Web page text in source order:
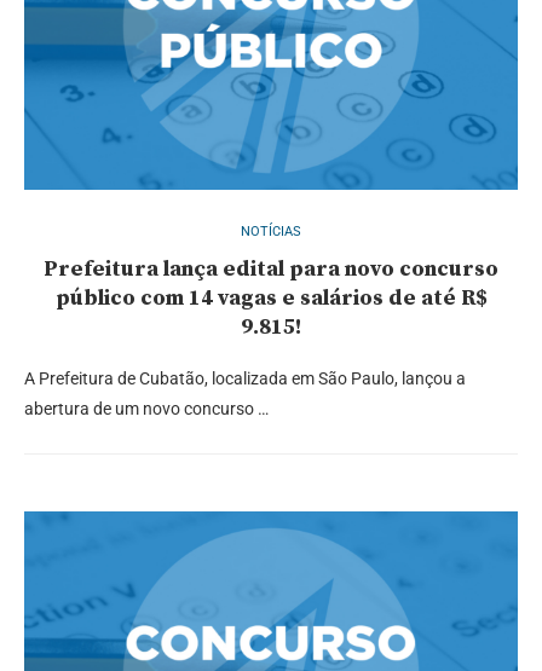
NOTÍCIAS
Prefeitura lança edital para novo concurso
público com 14 vagas e salários de até R$
9.815!
A Prefeitura de Cubatão, localizada em São Paulo, lançou a
abertura de um novo concurso …